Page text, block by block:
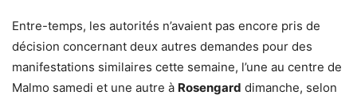
Entre-temps, les autorités n’avaient pas encore pris de
décision concernant deux autres demandes pour des
manifestations similaires cette semaine, l’une au centre de
Malmo samedi et une autre à Rosengard dimanche, selon